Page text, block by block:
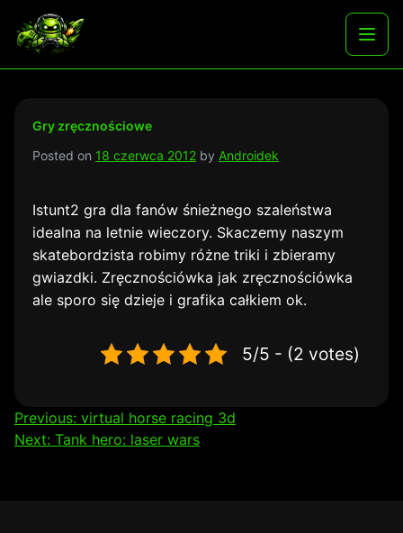
content
Najlepsze darmowe gry i aplikacje na androida
menu
Gry zręcznościowe
Posted on 18 czerwca 2012 by Androidek
Istunt2 gra dla fanów śnieżnego szaleństwa
idealna na letnie wieczory. Skaczemy naszym
skatebordzista robimy różne triki i zbieramy
gwiazdki. Zręcznościówka jak zręcznościówka
ale sporo się dzieje i grafika całkiem ok.
5/5 - (2 votes)
Nawigacja
wpisu
Previous: virtual horse racing 3d
Next: Tank hero: laser wars